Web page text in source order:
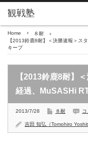
Home
８耐
【2013鈴鹿8耐】＜決勝速報＞ス
キープ
【2013鈴鹿8耐】
経過、MuSASHi
2013/7/28 ８耐 コ
吉田 知弘（Tomohiro